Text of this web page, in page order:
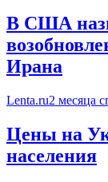
В США
Ирана
Lenta.ru2 месяца
Цены на
населения